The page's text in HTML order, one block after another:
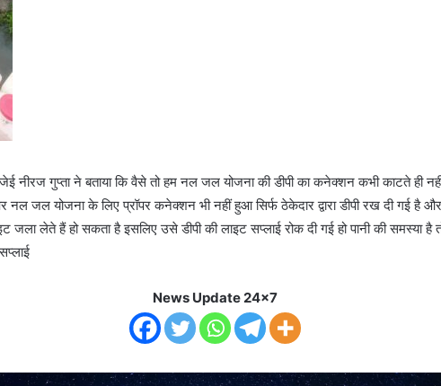
नीरज गुप्ता ने बताया कि वैसे तो हम नल जल योजना की डीपी का कनेक्शन कभी काटते ही
नल जल योजना के लिए प्रॉपर कनेक्शन भी नहीं हुआ सिर्फ ठेकेदार द्वारा डीपी रख दी गई है
जला लेते हैं हो सकता है इसलिए उसे डीपी की लाइट सप्लाई रोक दी गई हो पानी की समस्या है
News Update 24x7